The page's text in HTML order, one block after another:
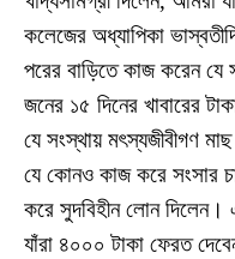
কলেজের অধ্যাপিকা
পরের বাড়িতে কাজ করেন যে
জনের ১৫ দিনের খাবারের
যে সংস্থায় মৎস্যজীবীগণ
যে কোনও কাজ করে সংসার
করে সুদবিহীন লোন দিলেন।
যাঁরা ৪০০০ টাকা ফেরত